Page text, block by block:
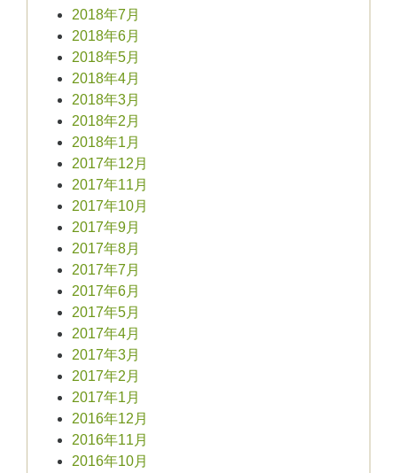
2018年7月
2018年6月
2018年5月
2018年4月
2018年3月
2018年2月
2018年1月
2017年12月
2017年11月
2017年10月
2017年9月
2017年8月
2017年7月
2017年6月
2017年5月
2017年4月
2017年3月
2017年2月
2017年1月
2016年12月
2016年11月
2016年10月